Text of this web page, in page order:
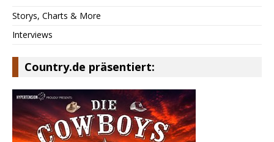
Storys, Charts & More
Interviews
Country.de präsentiert: